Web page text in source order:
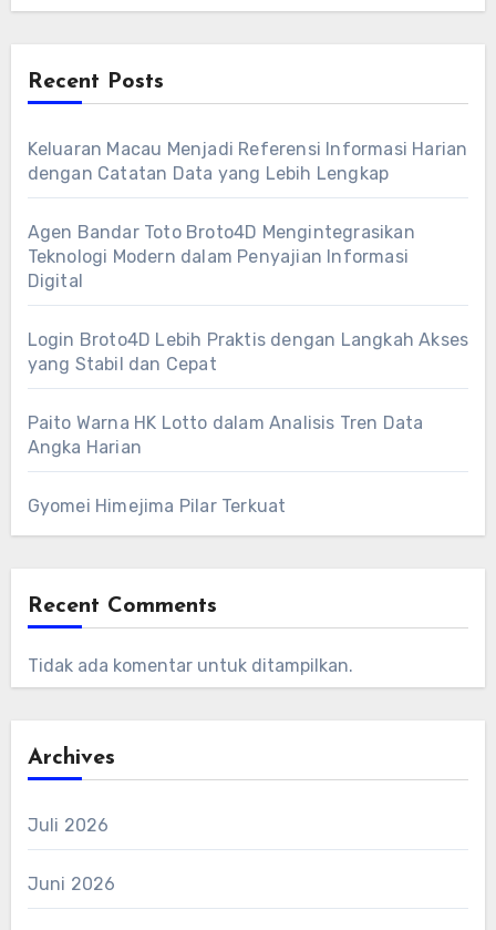
Recent Posts
Keluaran Macau Menjadi Referensi Informasi Harian
dengan Catatan Data yang Lebih Lengkap
Agen Bandar Toto Broto4D Mengintegrasikan
Teknologi Modern dalam Penyajian Informasi
Digital
Login Broto4D Lebih Praktis dengan Langkah Akses
yang Stabil dan Cepat
Paito Warna HK Lotto dalam Analisis Tren Data
Angka Harian
Gyomei Himejima Pilar Terkuat
Recent Comments
Tidak ada komentar untuk ditampilkan.
Archives
Juli 2026
Juni 2026